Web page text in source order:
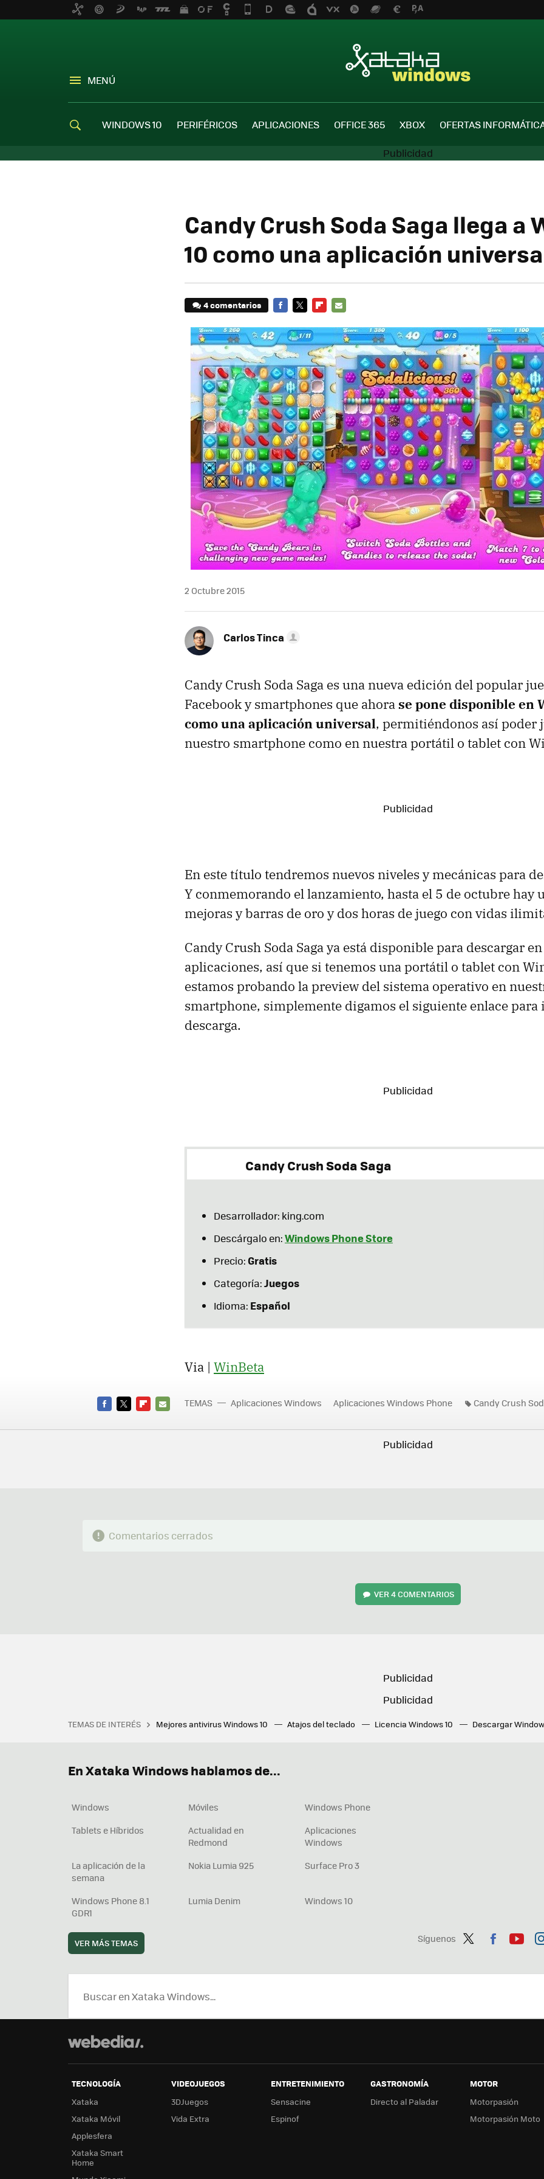
MENÚ
WINDOWS 10 PERIFÉRICOS APLICACIONES OFFICE 365 XBOX OFERTAS
Candy Crush Soda Saga llega a
10 como una aplicación
4 comentarios
MAIL
2 Octubre 2015
Carlos Tinca
Candy Crush Soda Saga es una nueva edición del popular
Facebook y smartphones que ahorase pone disponible en
como una aplicación universal, permitiéndonos así poder
nuestro smartphone como en nuestra portátil o tablet con
En este título tendremos nuevos niveles y mecánicas para
Y conmemorando el lanzamiento, hasta el 5 de octubre hay
mejoras y barras de oro y dos horas de juego con vidas
Candy Crush Soda Saga ya está disponible para descargar
aplicaciones, así que si tenemos una portátil o tablet con
estamos probando la preview del sistema operativo en
smartphone, simplemente digamos el siguiente enlace
descarga.
Candy Crush Soda Saga
Desarrollador: king.com
Descárgalo en:Windows Phone Store
Precio:Gratis
Categoría:Juegos
Idioma: Español
Via | WinBeta
MAIL
TEMAS Aplicaciones Windows Aplicaciones Windows Phone Candy Crush
Comentarios cerrados
VER4 COMENTARIOS
TEMAS DE INTERÉS Mejores antivirus Windows 10 Atajos del teclado Licencia Windows 10 Descargar
Síguenos
ter
ebo tub
En Xataka Windows hablamos de...
Windows Móviles
Windows Phone
Tablets e Híbridos
Actualidad en
Redmond
Aplicaciones
Windows
La aplicación de la
semana
Nokia Lumia 925 Surface Pro 3
Windows Phone 8.1
GDR1
Lumia Denim Windows 10
VER MÁS TEMAS
TECNOLOGÍA
Xataka
Xataka Móvil
Applesfera
Xataka Smart
Home
VIDEOJUEGOS
3DJuegos
Vida Extra
ENTRETENIMIENTO
Sensacine
Espinof
GASTRONOMÍA
Directo al Paladar
MOTOR
Motorpasión
Motorpasión Moto